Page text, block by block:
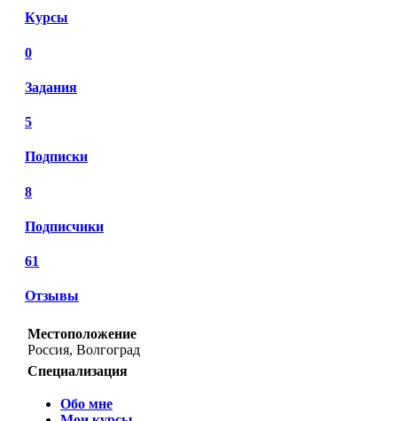
Курсы
0
Задания
5
Подписки
8
Подписчики
61
Отзывы
Местоположение
Россия, Волгоград
Специализация
Обо мне